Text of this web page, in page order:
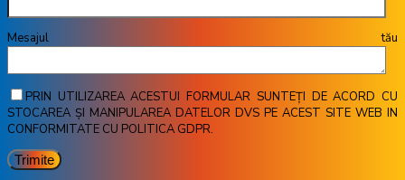
Mesajul tău
PRIN UTILIZAREA ACESTUI FORMULAR SUNTEȚI DE ACORD CU
STOCAREA ȘI MANIPULAREA DATELOR DVS PE ACEST SITE WEB IN
CONFORMITATE CU POLITICA GDPR.